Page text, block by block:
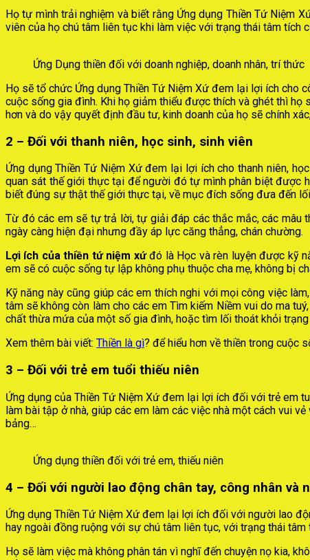
Họ tự mình trải nghiệm và biết rằng Ứng dụng Thiền Tứ Niệm
viên của họ chú tâm liên tục khi làm việc với trạng thái tâm tích
Ứng Dụng thiền đối với doanh nghiệp, doanh nhân, trí thức
Họ sẽ tổ chức Ứng dụng Thiền Tứ Niệm Xứ đem lại lợi ích cho
cuộc sống gia đình. Khi họ giảm thiểu được thích và ghét thì họ
hơn và do vậy quyết định đầu tư, kinh doanh của họ sẽ chính
2 – Đối với thanh niên, học sinh, sinh viên
Ứng dụng Thiền Tứ Niệm Xứ đem lại lợi ích cho thanh niên,
quan sát thế giới thực tại để người đó tự mình phân biệt được
biết đúng sự thật thế giới thực tại, về mục đích sống đưa đến
Từ đó các em sẽ tự trả lời, tự giải đáp các thắc mắc, các mâu
ngày càng hiện đại nhưng đầy áp lực căng thẳng, chán chường.
Lợi ích của thiền tứ niệm xứđó là Học và rèn luyện được kỹ
em sẽ có cuộc sống tự lập không phụ thuộc cha mẹ, không bị
Kỹ năng này cũng giúp các em thích nghi với mọi công việc
tâm sẽ không còn làm cho các em Tìm kiếm Niềm vui do ma
chất thừa mứa của một số gia đình, hoặc tìm lối thoát khỏi trạng
Xem thêm bài viết: Thiền là gì? để hiểu hơn về thiền trong cuộc
3 – Đối với trẻ em tuổi thiếu niên
Ứng dụng của Thiền Tứ Niệm Xứ đem lại lợi ích đối với trẻ em
làm bài tập ở nhà, giúp các em làm các việc nhà một cách vui
bảng…
Ứng dụng thiền đối với trẻ em, thiếu niên
4 – Đối với người lao động chân tay, công nhân và
Ứng dụng Thiền Tứ Niệm Xứ đem lại lợi ích đối với người lao
hay ngoài đồng ruộng với sự chú tâm liên tục, với trạng thái
Họ sẽ làm việc mà không phân tán vì nghĩ đến chuyện nọ kia,